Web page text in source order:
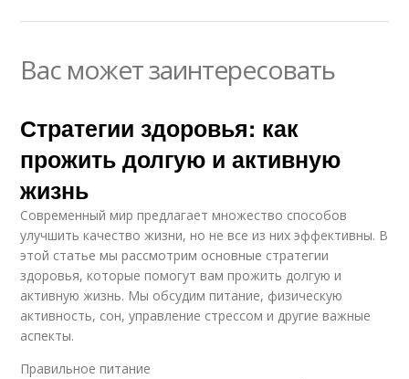
Вас может заинтересовать
Стратегии здоровья: как
прожить долгую и активную
жизнь
Современный мир предлагает множество способов
улучшить качество жизни, но не все из них эффективны. В
этой статье мы рассмотрим основные стратегии
здоровья, которые помогут вам прожить долгую и
активную жизнь. Мы обсудим питание, физическую
активность, сон, управление стрессом и другие важные
аспекты.
Правильное питание